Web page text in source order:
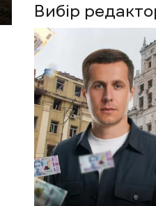
Вибір